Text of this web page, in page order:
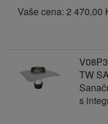
Vaše cena: 2 470,00
TW
s